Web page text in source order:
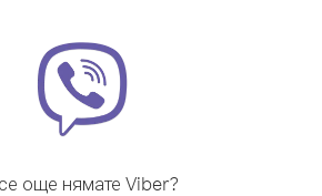
още нямате Viber?